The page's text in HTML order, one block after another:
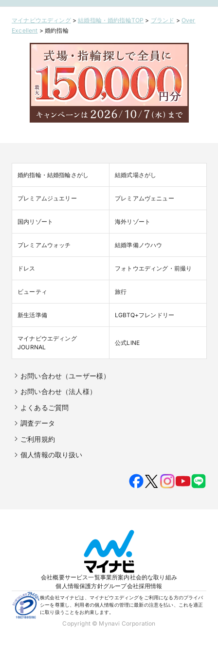
マイナビウエディング>結婚指輪・婚約指輪TOP > ブランド > Over
Excellent >婚約指輪
婚約指輪・結婚指輪さがし 結婚式場さがし
プレミアムジュエリー プレミアムヴェニュー
国内リゾート 海外リゾート
プレミアムウォッチ 結婚準備ノウハウ
ドレス フォトウエディング・前撮り
ビューティ 旅行
新生活準備 LGBTQ+フレンドリー
マイナビウエディング
JOURNAL
公式LINE
お問い合わせ（ユーザー様）
お問い合わせ（法人様）
よくあるご質問
調査データ
ご利用規約
個人情報の取り扱い
会社概要サービス一覧事業所案内社会的な取り組み
個人情報保護方針グループ会社採用情報
株式会社マイナビは、マイナビウエディングをご利用になる方のプライバ
シーを尊重し、利用者の個人情報の管理に最新の注意を払い、これを適正
に取り扱うことをお約束します。
Copyright © Mynavi Corporation